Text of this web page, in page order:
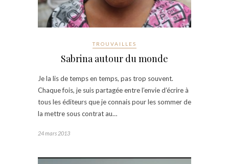
TROUVAILLES
Sabrina autour du monde
Je la lis de temps en temps, pas trop souvent.
Chaque fois, je suis partagée entre l’envie d’écrire à
tous les éditeurs que je connais pour les sommer de
la mettre sous contrat au…
24 mars 2013